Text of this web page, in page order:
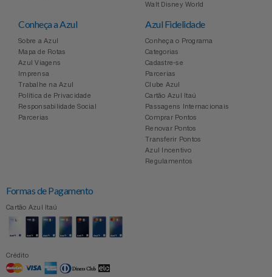
Walt Disney World
Conheça a Azul
Sobre a Azul
Mapa de Rotas
Azul Viagens
Imprensa
Trabalhe na Azul
Política de Privacidade
Responsabilidade Social
Parcerias
Azul Fidelidade
Conheça o Programa
Categorias
Cadastre-se
Parcerias
Clube Azul
Cartão Azul Itaú
Passagens Internacionais
Comprar Pontos
Renovar Pontos
Transferir Pontos
Azul Incentivo
Regulamentos
Formas de Pagamento
Cartão Azul Itaú
Crédito